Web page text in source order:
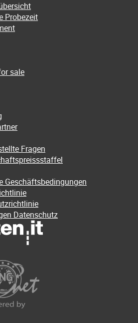
Probezeit
sale
Fragen
Geschäftsbedingungen
Datenschutz